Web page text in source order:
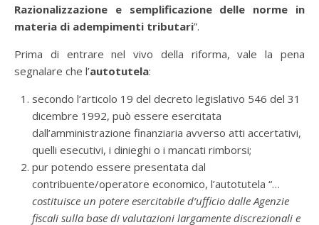
Razionalizzazione e semplificazione delle norme in
materia di adempimenti tributari”.
Prima di entrare nel vivo della riforma, vale la pena
segnalare che l’autotutela:
secondo l’articolo 19 del decreto legislativo 546 del 31
dicembre 1992, può essere esercitata
dall’amministrazione finanziaria avverso atti accertativi,
quelli esecutivi, i dinieghi o i mancati rimborsi;
pur potendo essere presentata dal
contribuente/operatore economico, l’autotutela “…
costituisce un potere esercitabile d’ufficio dalle Agenzie
fiscali sulla base di valutazioni largamente discrezionali e